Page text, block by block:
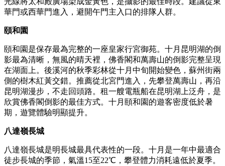
華門或西華門進入，避開午門主入口的排隊人群。
頤和園
頤和園是保存最為完整的一座皇家行宮御苑。十月昆明湖的倒
影最為清晰，無風的晴天裡，佛香閣和萬壽山的倒影完整呈現
在湖面上。後溪河的秋季彩林從十月中旬開始變色，蘇州街兩
側的樹木紅黃交錯。推薦從北宮門進入，先攀登萬壽山，再沿
昆明湖漫步，不走回頭路。租一艘電瓶船在昆明湖上泛舟，是
欣賞佛香閣倒影的最佳方式。十月頤和園的遊客密度低於暑
期，遊覽體驗明顯提升。
八達嶺長城
八達嶺長城是明長城最具代表性的一段。十月是一年中最適合
徒步長城的季節，氣溫15至22℃，攀登體力消耗遠低於夏季。